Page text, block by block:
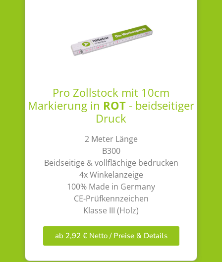
Pro Zollstock mit 10cm
Markierung in ROT- beidseitiger
Druck
2 Meter Länge
B300
Beidseitige & vollflächige bedrucken
4x Winkelanzeige
100% Made in Germany
CE-Prüfkennzeichen
Klasse III (Holz)
ab 2,92 € Netto / Preise & Details